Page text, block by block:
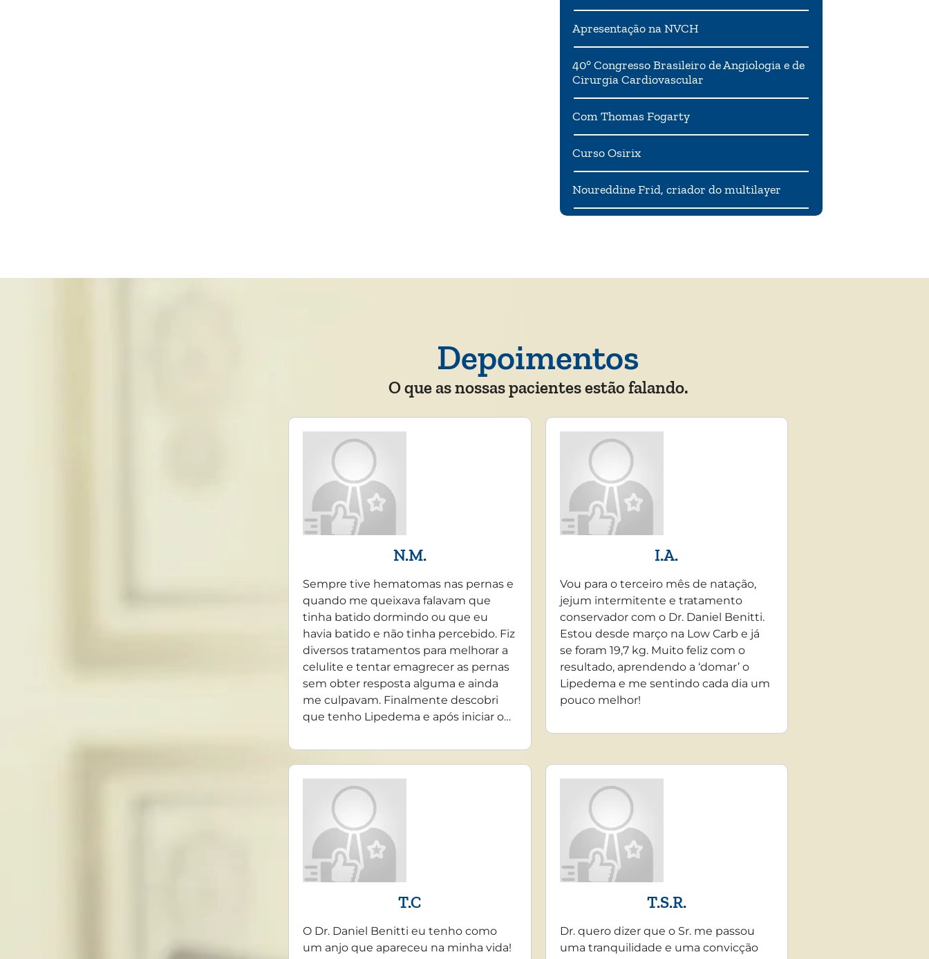
Apresentação na NVCH
40° Congresso Brasileiro de Angiologia e de
Cirurgia Cardiovascular
Com Thomas Fogarty
Curso Osirix
Noureddine Frid, criador do multilayer
Depoimentos
O que as nossas pacientes estão falando.
N.M.
Sempre tive hematomas nas pernas e
quando me queixava falavam que
tinha batido dormindo ou que eu
havia batido e não tinha percebido. Fiz
diversos tratamentos para melhorar a
celulite e tentar emagrecer as pernas
sem obter resposta alguma e ainda
me culpavam. Finalmente descobri
que tenho Lipedema e após iniciar o…
I.A.
Vou para o terceiro mês de natação,
jejum intermitente e tratamento
conservador com o Dr. Daniel Benitti.
Estou desde março na Low Carb e já
se foram 19,7 kg. Muito feliz com o
resultado, aprendendo a ‘domar’ o
Lipedema e me sentindo cada dia um
pouco melhor!
T.C
O Dr. Daniel Benitti eu tenho como
um anjo que apareceu na minha vida!
T.S.R.
Dr. quero dizer que o Sr. me passou
uma tranquilidade e uma convicção